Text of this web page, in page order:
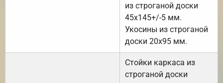
из строганой доски
45х145+/-5 мм.
Укосины из строганой
доски 20х95 мм.
Стойки каркаса из
строганой доски